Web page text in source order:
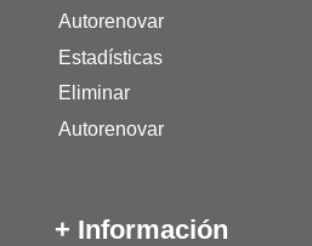
Autorenovar
Estadísticas
Eliminar
Autorenovar
+ Información